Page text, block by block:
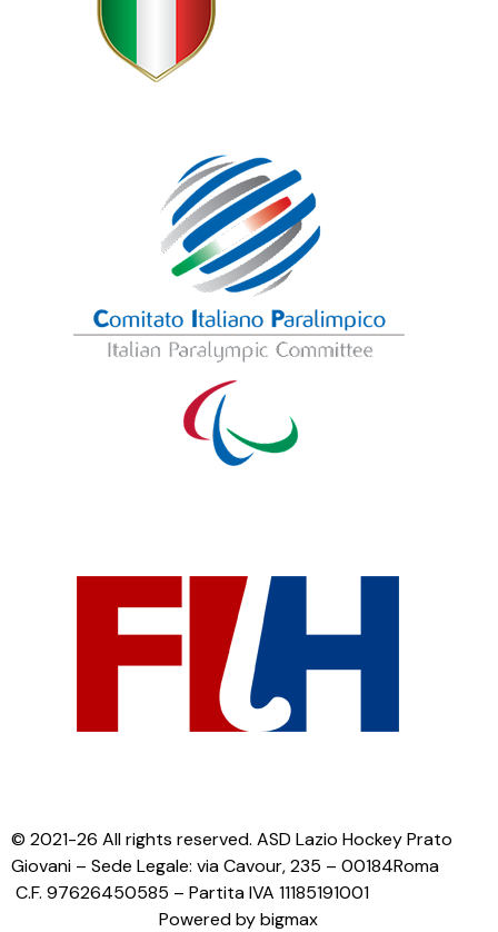
© 2021-26 All rights reserved. ASD Lazio Hockey Prato
Giovani – Sede Legale: via Cavour, 235 – 00184Roma
C.F. 97626450585 – Partita IVA 11185191001
Powered by bigmax